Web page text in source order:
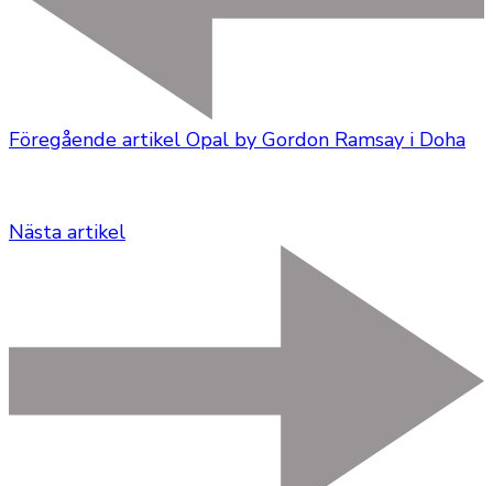
Föregående artikel Opal by Gordon Ramsay i Doha
Nästa artikel